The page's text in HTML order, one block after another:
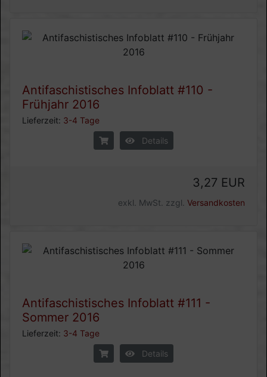
Antifaschistisches Infoblatt #110 -
Frühjahr 2016
Lieferzeit: 3-4 Tage
Details
3,27 EUR
exkl. MwSt. zzgl. Versandkosten
Antifaschistisches Infoblatt #111 -
Sommer 2016
Lieferzeit: 3-4 Tage
Details